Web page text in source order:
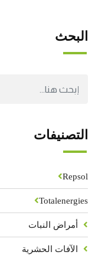
البحث
التصنيفات
Repsol
Totalenergies
أمراض النبات
الآفات الحشرية